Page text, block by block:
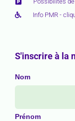
Info PMR -
S'inscrire à la
Nom
Prénom